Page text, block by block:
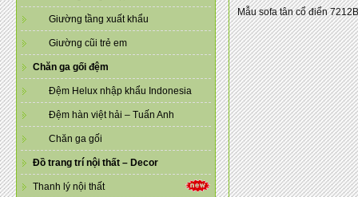
Giường tầng xuất khẩu
Giường cũi trẻ em
Chăn ga gối đệm
Đệm Helux nhập khẩu Indonesia
Đệm hàn việt hải – Tuấn Anh
Chăn ga gối
Đồ trang trí nội thất – Decor
Thanh lý nội thất
Mẫu sofa tân cổ điển